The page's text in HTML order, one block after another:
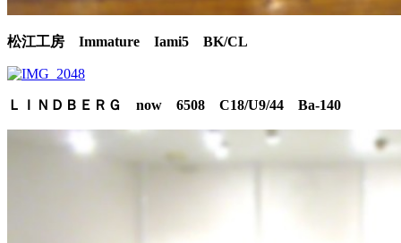
松江工房 Immature Iami5 BK/CL
ＬＩＮＤＢＥＲＧ now 6508 C18/U9/44 Ba-140